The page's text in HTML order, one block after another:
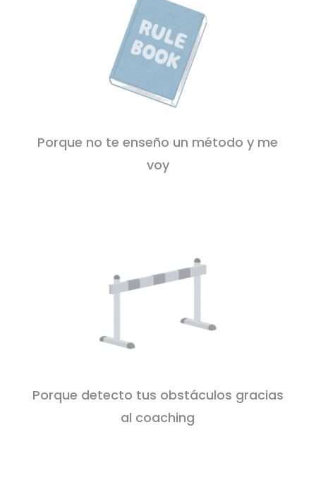
Porque no te enseño un método y me
voy
Porque detecto tus obstáculos gracias
al coaching